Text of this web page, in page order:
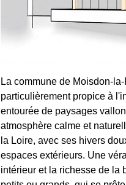
La commune de Moisdon-
particulièrement propice à
entourée de paysages
atmosphère calme et
la Loire, avec ses hivers
espaces extérieurs. Une
intérieur et la richesse de la